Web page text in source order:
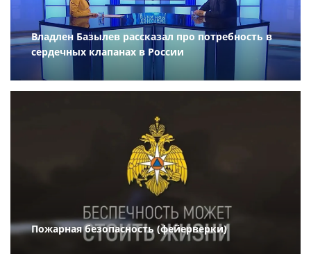
Владлен Базылев рассказал про потребность в
сердечных клапанах в России
Пожарная безопасность (фейерверки)